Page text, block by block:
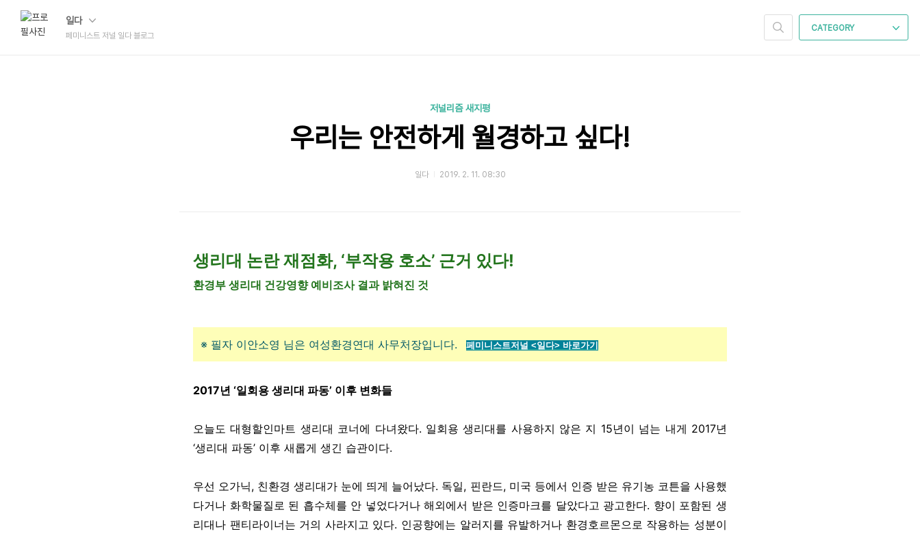
일다
페미니스트 저널 일다 블로그
CATEGORY
저널리즘 새지평
우리는 안전하게 월경하고 싶다!
일다 2019. 2. 11. 08:30
생리대 논란 재점화, ‘부작용 호소’ 근거 있다!
환경부 생리대 건강영향 예비조사 결과 밝혀진 것
※ 필자 이안소영 님은 여성환경연대 사무처장입니다. 페미니스트저널 <일다> 바로가기
2017년 ‘일회용 생리대 파동’ 이후 변화들
오늘도 대형할인마트 생리대 코너에 다녀왔다. 일회용 생리대를 사용하지 않은 지 15년이 넘는 내게 2017년
‘생리대 파동’ 이후 새롭게 생긴 습관이다.
우선 오가닉, 친환경 생리대가 눈에 띄게 늘어났다. 독일, 핀란드, 미국 등에서 인증 받은 유기농 코튼을 사용했
다거나 화학물질로 된 흡수체를 안 넣었다거나 해외에서 받은 인증마크를 달았다고 광고한다. 향이 포함된 생
리대나 팬티라이너는 거의 사라지고 있다. 인공향에는 알러지를 유발하거나 환경호르몬으로 작용하는 성분이